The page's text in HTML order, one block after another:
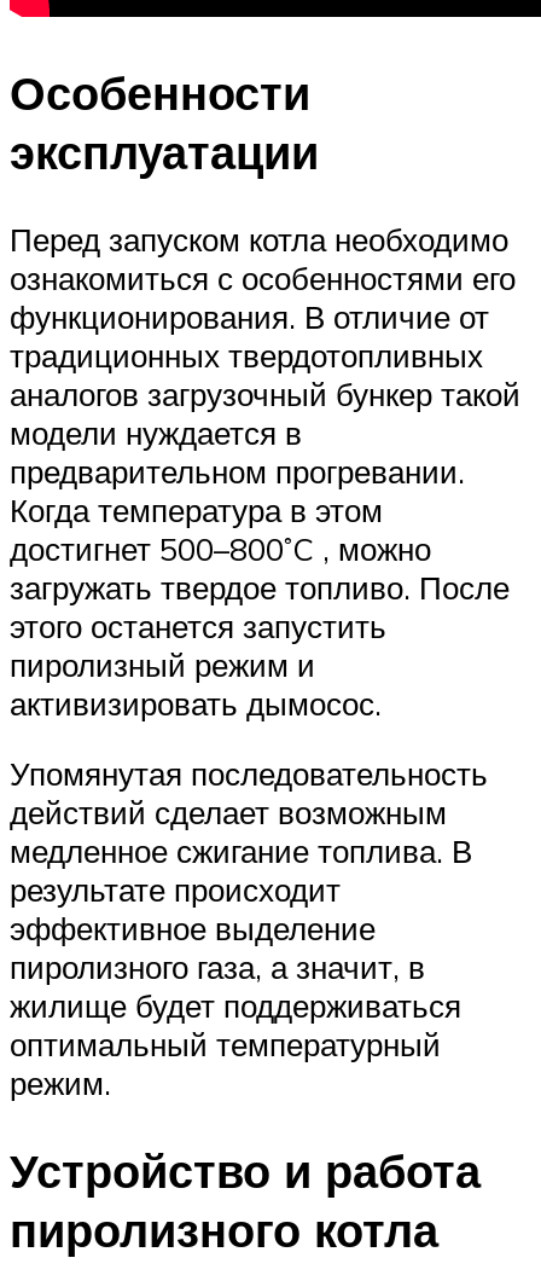
Особенности
эксплуатации
Перед запуском котла необходимо
ознакомиться с особенностями его
функционирования. В отличие от
традиционных твердотопливных
аналогов загрузочный бункер такой
модели нуждается в
предварительном прогревании.
Когда температура в этом
достигнет 500–800˚C , можно
загружать твердое топливо. После
этого останется запустить
пиролизный режим и
активизировать дымосос.
Упомянутая последовательность
действий сделает возможным
медленное сжигание топлива. В
результате происходит
эффективное выделение
пиролизного газа, а значит, в
жилище будет поддерживаться
оптимальный температурный
режим.
Устройство и работа
пиролизного котла